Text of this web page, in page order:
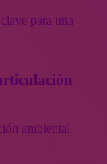
para una
ambiental